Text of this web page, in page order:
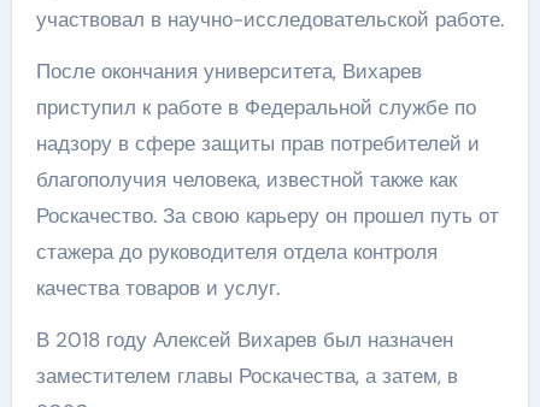
участвовал в научно-исследовательской работе.
После окончания университета, Вихарев
приступил к работе в Федеральной службе по
надзору в сфере защиты прав потребителей и
благополучия человека, известной также как
Роскачество. За свою карьеру он прошел путь от
стажера до руководителя отдела контроля
качества товаров и услуг.
В 2018 году Алексей Вихарев был назначен
заместителем главы Роскачества, а затем, в